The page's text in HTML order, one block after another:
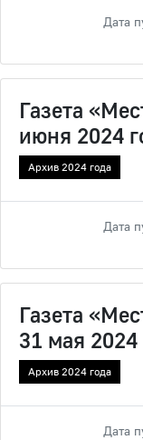
Дата
Газета
июня 2024
Архив 2024 года
Дата
Газета
31 мая 2024
Архив 2024 года
Дата